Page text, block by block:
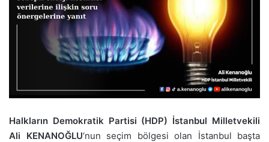
Halkların Demokratik Partisi (HDP) İstanbul Milletvekili
Ali KENANOĞLU‘nun seçim bölgesi olan İstanbul başta